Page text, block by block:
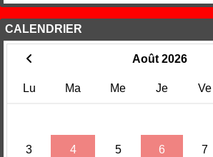
CALENDRIER
Août 2026
Lu Ma Me Je Ve
3 4 5 6 7